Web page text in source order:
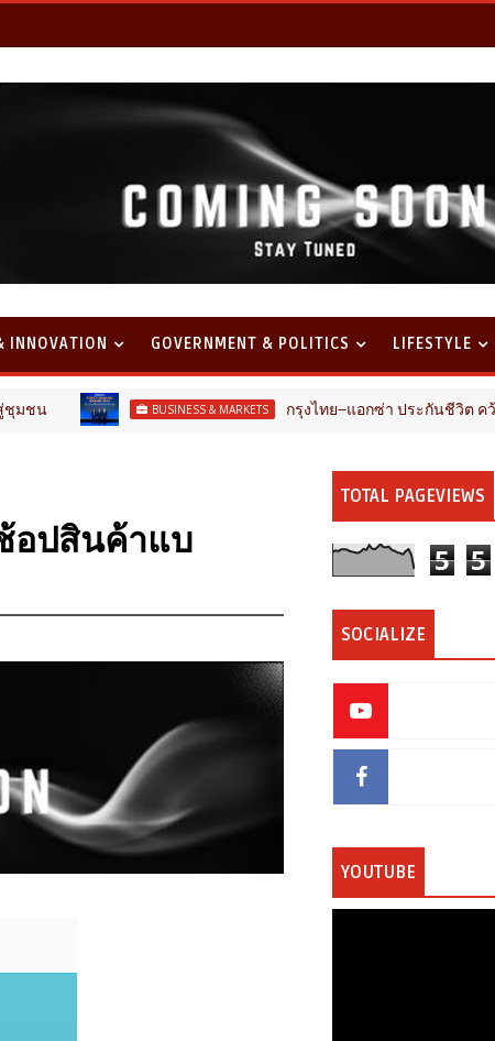
INNOVATION GOVERNMENT & POLITICS LIFESTYLE
BUSINESS & MARKETS กรุงไทย–แอกซ่า ประกันชีวิต คว้ารางวั
อปสินค้าแบ
TOTAL PAGEVIEWS
5 5
SOCIALIZE
YOUTUBE